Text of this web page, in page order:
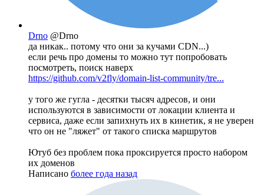
Drno @Drno
да никак.. потому что они за кучами CDN...)
если речь про домены то можно тут попробовать
посмотреть, поиск наверх
https://github.com/v2fly/domain-list-community/tre...
у того же гугла - десятки тысяч адресов, и они
используются в зависимости от локации клиента и
сервиса, даже если запихнуть их в кинетик, я не уверен
что он не "ляжет" от такого списка маршрутов
Ютуб без проблем пока проксируется просто набором
их доменов
Написано более года назад